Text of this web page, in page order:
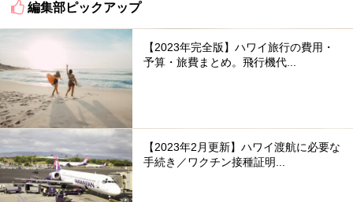
編集部ピックアップ
【2023年完全版】ハワイ旅行の費用・
予算・旅費まとめ。飛行機代...
【2023年2月更新】ハワイ渡航に必要な
手続き／ワクチン接種証明...